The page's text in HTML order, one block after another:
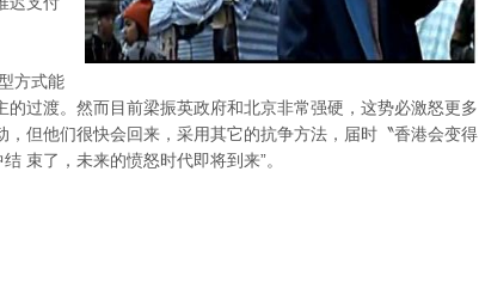
方式能
过渡。然而目前梁振英政府和北京非常强硬，这势必激怒更多
但他们很快会回来，采用其它的抗争方法，届时〝香港会变得
束了，未来的愤怒时代即将到来”。